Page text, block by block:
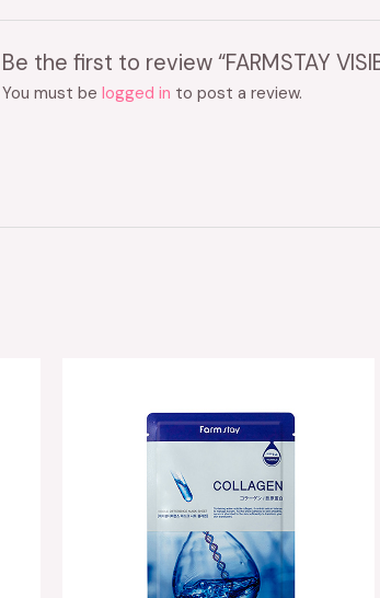
Be the first to review “FARMSTAY
You must be logged in to post a review.